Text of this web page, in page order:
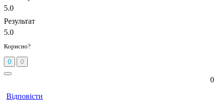
5.0
Результат
5.0
Корисно?
0 0
0
Відповісти